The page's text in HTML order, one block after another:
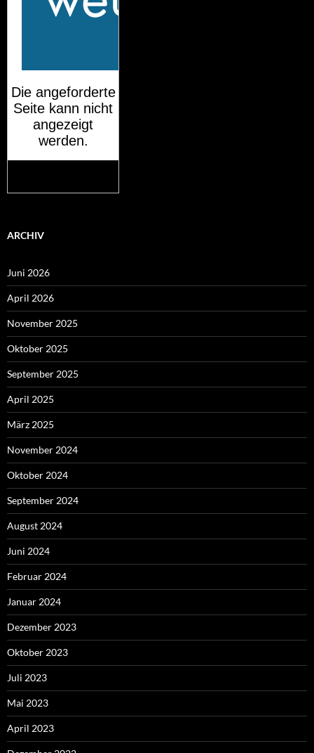
ARCHIV
Juni 2026
April 2026
November 2025
Oktober 2025
September 2025
April 2025
März 2025
November 2024
Oktober 2024
September 2024
August 2024
Juni 2024
Februar 2024
Januar 2024
Dezember 2023
Oktober 2023
Juli 2023
Mai 2023
April 2023